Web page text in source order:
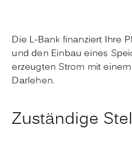
Die L-Bank finanziert Ihre
und den Einbau eines
erzeugten Strom mit
Darlehen.
Zuständige